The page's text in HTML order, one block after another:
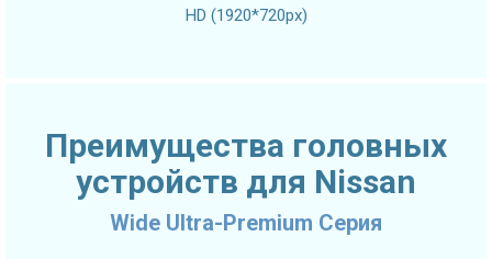
HD (1920*720px)
Преимущества головных
устройств для Nissan
Wide Ultra-Premium Серия